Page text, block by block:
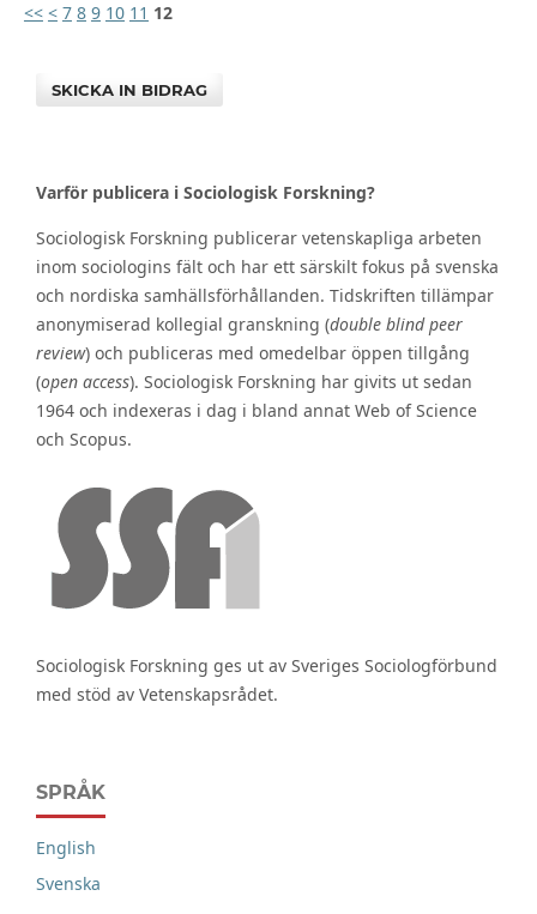
<< < 7 8 9 10 11 12
SKICKA IN BIDRAG
Varför publicera i Sociologisk Forskning?
Sociologisk Forskning publicerar vetenskapliga arbeten
inom sociologins fält och har ett särskilt fokus på svenska
och nordiska samhällsförhållanden. Tidskriften tillämpar
anonymiserad kollegial granskning (double blind peer
review) och publiceras med omedelbar öppen tillgång
(open access). Sociologisk Forskning har givits ut sedan
1964 och indexeras i dag i bland annat Web of Science
och Scopus.
Sociologisk Forskning ges ut av Sveriges Sociologförbund
med stöd av Vetenskapsrådet.
SPRÅK
English
Svenska